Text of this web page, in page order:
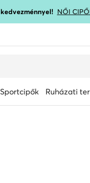
NŐI
Sportcipők Ruházati